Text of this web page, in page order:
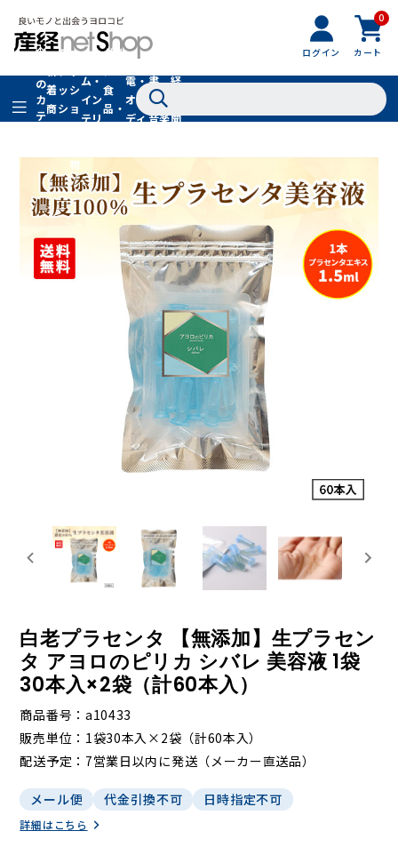
ログイン
0
カート
全
の
カ
テ
着
商
品
フ
ッ
シ
ョ
フ
ァ
シ
ョ
ン
物
ム・
イン
テリ
グル
食
品・
ドリ
家
電・
オー
ディ
書
籍・
音楽
経
聞
白老プラセンタ 【無添加】生プラセン
タ アヨロのピリカ シバレ 美容液 1袋
30本入×2袋（計60本入）
商品番号
a10433
販売単位
1袋30本入×2袋（計60本入）
配送予定
7営業日以内に発送（メーカー直送品）
メール便 代金引換不可 日時指定不可
詳細はこちら